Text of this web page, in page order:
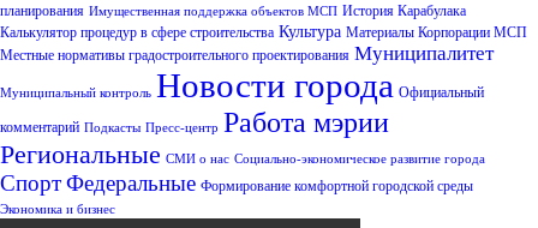
планирования Имущественная поддержка объектов МСП История Карабулака
Калькулятор процедур в сфере строительства Культура Материалы Корпорации МСП
Местные нормативы градостроительного проектирования Муниципалитет
Муниципальный контроль Новости города Официальный
комментарий Подкасты Пресс-центр Работа мэрии
Региональные СМИ о нас Социально-экономическое развитие города
СпортФедеральные Формирование комфортной городской среды
Экономика и бизнес